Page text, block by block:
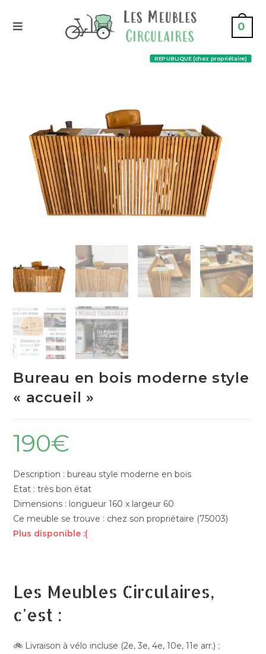
0
REPUBLIQUE (chez propriétaire)
Bureau en bois moderne style
« accueil »
190€
Description : bureau style moderne en bois
Etat : très bon état
Dimensions : longueur 160 x largeur 60
Ce meuble se trouve : chez son propriétaire (75003)
Plus disponible :(
Les Meubles Circulaires,
c'est :
🚲 Livraison à vélo incluse (2e, 3e, 4e, 10e, 11e arr.) ;